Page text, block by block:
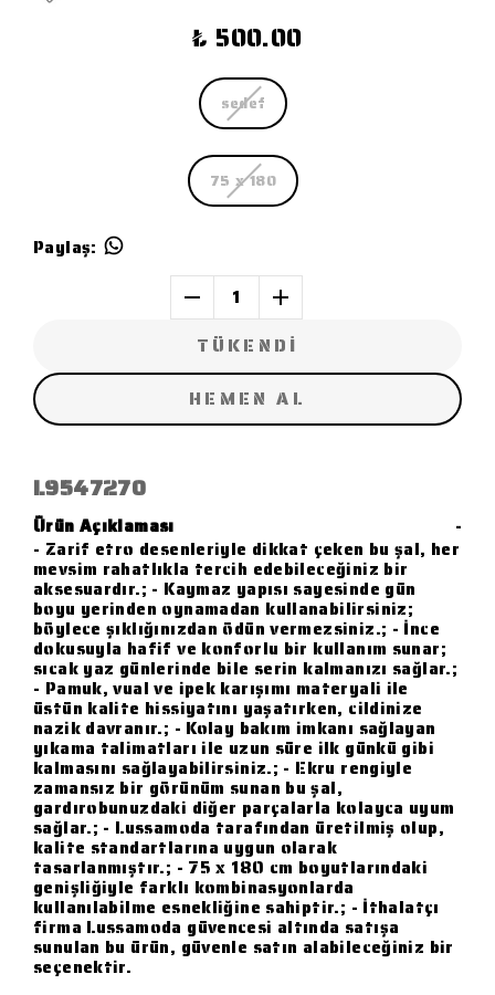
₺ 500.00
sedef
75 x 180
Paylaş:
1
TÜKENDİ
HEMEN AL
L9547270
Ürün Açıklaması
-
- Zarif etro desenleriyle dikkat çeken bu şal, her
mevsim rahatlıkla tercih edebileceğiniz bir
aksesuardır.; - Kaymaz yapısı sayesinde gün
boyu yerinden oynamadan kullanabilirsiniz;
böylece şıklığınızdan ödün vermezsiniz.; - İnce
dokusuyla hafif ve konforlu bir kullanım sunar;
sıcak yaz günlerinde bile serin kalmanızı sağlar.;
- Pamuk, vual ve ipek karışımı materyali ile
üstün kalite hissiyatını yaşatırken, cildinize
nazik davranır.; - Kolay bakım imkanı sağlayan
yıkama talimatları ile uzun süre ilk günkü gibi
kalmasını sağlayabilirsiniz.; - Ekru rengiyle
zamansız bir görünüm sunan bu şal,
gardırobunuzdaki diğer parçalarla kolayca uyum
sağlar.; - Lussamoda tarafından üretilmiş olup,
kalite standartlarına uygun olarak
tasarlanmıştır.; - 75 x 180 cm boyutlarındaki
genişliğiyle farklı kombinasyonlarda
kullanılabilme esnekliğine sahiptir.; - İthalatçı
firma Lussamoda güvencesi altında satışa
sunulan bu ürün, güvenle satın alabileceğiniz bir
seçenektir.